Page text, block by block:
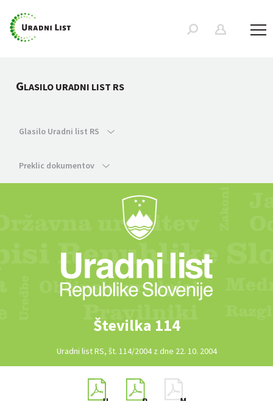
GLASILO URADNI LIST RS
Glasilo Uradni list RS
Preklic dokumentov
Številka 114
Uradni list RS, št. 114/2004 z dne 22. 10. 2004